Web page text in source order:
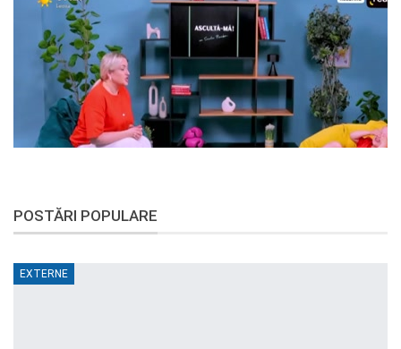
POSTĂRI POPULARE
EXTERNE